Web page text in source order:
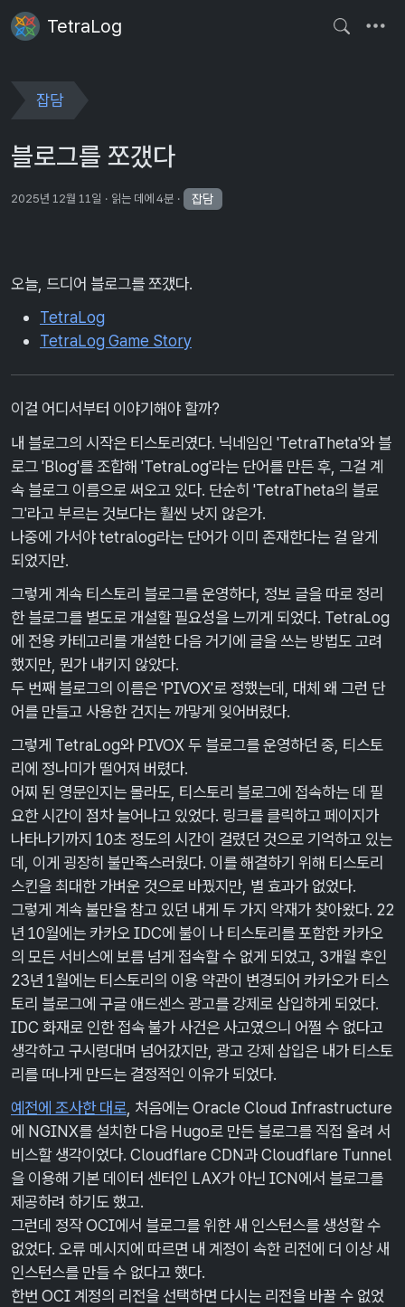
TetraLog
잡담
블로그를 쪼갰다
2025년 12월 11일 읽는 데에 4분 잡담
오늘, 드디어 블로그를 쪼갰다.
TetraLog
TetraLog Game Story
이걸 어디서부터 이야기해야 할까?
내 블로그의 시작은 티스토리였다. 닉네임인 'TetraTheta'와 블
로그 'Blog'를 조합해 'TetraLog'라는 단어를 만든 후, 그걸 계
속 블로그 이름으로 써오고 있다. 단순히 'TetraTheta의 블로
그'라고 부르는 것보다는 훨씬 낫지 않은가.
나중에 가서야 tetralog라는 단어가 이미 존재한다는 걸 알게
되었지만.
그렇게 계속 티스토리 블로그를 운영하다, 정보 글을 따로 정리
한 블로그를 별도로 개설할 필요성을 느끼게 되었다. TetraLog
에 전용 카테고리를 개설한 다음 거기에 글을 쓰는 방법도 고려
했지만, 뭔가 내키지 않았다.
두 번째 블로그의 이름은 'PIVOX'로 정했는데, 대체 왜 그런 단
어를 만들고 사용한 건지는 까맣게 잊어버렸다.
그렇게 TetraLog와 PIVOX 두 블로그를 운영하던 중, 티스토
리에 정나미가 떨어져 버렸다.
어찌 된 영문인지는 몰라도, 티스토리 블로그에 접속하는 데 필
요한 시간이 점차 늘어나고 있었다. 링크를 클릭하고 페이지가
나타나기까지 10초 정도의 시간이 걸렸던 것으로 기억하고 있는
데, 이게 굉장히 불만족스러웠다. 이를 해결하기 위해 티스토리
스킨을 최대한 가벼운 것으로 바꿨지만, 별 효과가 없었다.
그렇게 계속 불만을 참고 있던 내게 두 가지 악재가 찾아왔다. 22
년 10월에는 카카오 IDC에 불이 나 티스토리를 포함한 카카오
의 모든 서비스에 보름 넘게 접속할 수 없게 되었고, 3개월 후인
23년 1월에는 티스토리의 이용 약관이 변경되어 카카오가 티스
토리 블로그에 구글 애드센스 광고를 강제로 삽입하게 되었다.
IDC 화재로 인한 접속 불가 사건은 사고였으니 어쩔 수 없다고
생각하고 구시렁대며 넘어갔지만, 광고 강제 삽입은 내가 티스토
리를 떠나게 만드는 결정적인 이유가 되었다.
예전에 조사한 대로 , 처음에는 Oracle Cloud Infrastructure
에 NGINX를 설치한 다음 Hugo로 만든 블로그를 직접 올려 서
비스할 생각이었다. Cloudflare CDN과 Cloudflare Tunnel
을 이용해 기본 데이터 센터인 LAX가 아닌 ICN에서 블로그를
제공하려 하기도 했고.
그런데 정작 OCI에서 블로그를 위한 새 인스턴스를 생성할 수
없었다. 오류 메시지에 따르면 내 계정이 속한 리전에 더 이상 새
인스턴스를 만들 수 없다고 했다.
한번 OCI 계정의 리전을 선택하면 다시는 리전을 바꿀 수 없었